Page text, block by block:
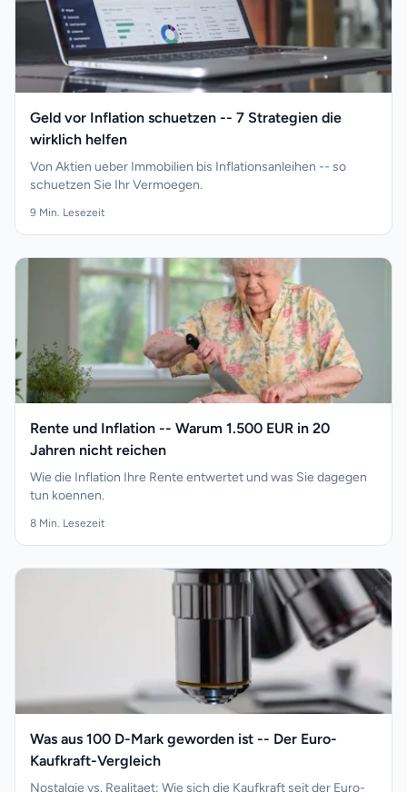
Geld vor Inflation schuetzen -- 7 Strategien die
wirklich helfen
Von Aktien ueber Immobilien bis Inflationsanleihen -- so
schuetzen Sie Ihr Vermoegen.
9 Min. Lesezeit
Rente und Inflation -- Warum 1.500 EUR in 20
Jahren nicht reichen
Wie die Inflation Ihre Rente entwertet und was Sie dagegen
tun koennen.
8 Min. Lesezeit
Was aus 100 D-Mark geworden ist -- Der Euro-
Kaufkraft-Vergleich
Nostalgie vs. Realitaet: Wie sich die Kaufkraft seit der Euro-